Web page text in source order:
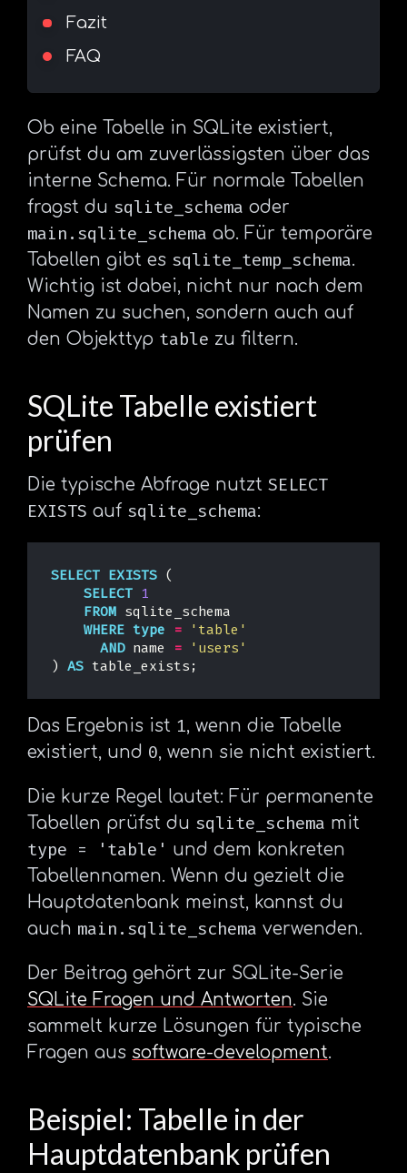
Fazit
FAQ
Ob eine Tabelle in SQLite existiert,
prüfst du am zuverlässigsten über das
interne Schema. Für normale Tabellen
fragst du sqlite_schema oder
main.sqlite_schema ab. Für temporäre
Tabellen gibt es sqlite_temp_schema.
Wichtig ist dabei, nicht nur nach dem
Namen zu suchen, sondern auch auf
den Objekttyp table zu filtern.
SQLite Tabelle existiert
prüfen
Die typische Abfrage nutzt SELECT
EXISTS auf sqlite_schema:
SELECT EXISTS (
SELECT
1
FROM sqlite_schema
WHERE type =
'table'
AND name =
'users'
)
AS table_exists ;
Das Ergebnis ist 1, wenn die Tabelle
existiert, und 0, wenn sie nicht existiert.
Die kurze Regel lautet: Für permanente
Tabellen prüfst du sqlite_schema mit
type = 'table' und dem konkreten
Tabellennamen. Wenn du gezielt die
Hauptdatenbank meinst, kannst du
auch main.sqlite_schema verwenden.
Der Beitrag gehört zur SQLite-Serie
SQLite Fragen und Antworten. Sie
sammelt kurze Lösungen für typische
Fragen aus software-development.
Beispiel: Tabelle in der
Hauptdatenbank prüfen